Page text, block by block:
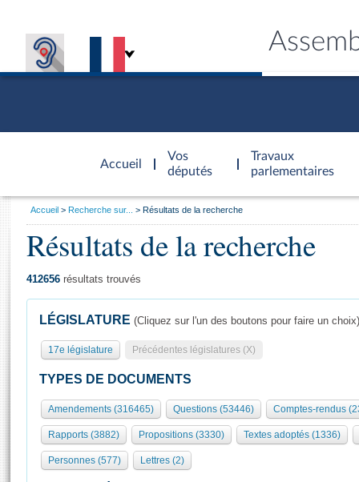
Accueil
d'accueil
Vos
députés
Travaux
parlementaires
Présidence
577 députés
Groupes politiques
Élections législatives
Séance publique
Commissions et autres organes
Europe et International
Contrôle et évaluation
Congrès
Général
Rôle et pouvoirs de l'Assemblée
Organisation de l'Assemblée
Présidence Conférence des Présidents Bureau Collège des
Visiter l'Assemblée
Visite virtuelle du palais Bourbon
Assister à une séance
Accès des chercheurs à l’Assemblée
Les évènements
Vous
Accueil Recherche sur... Résultats de la recherche
Résultats de la recherche
412656 résultats trouvés
LÉGISLATURE (Cliquez sur l'un des boutons pour faire un choix)
17e législature Précédentes législatures (X)
TYPES DE DOCUMENTS
Amendements (316465) Questions (53446) Comptes-rendus
Rapports (3882) Propositions (3330) Textes adoptés (1336)
Personnes (577) Lettres (2)